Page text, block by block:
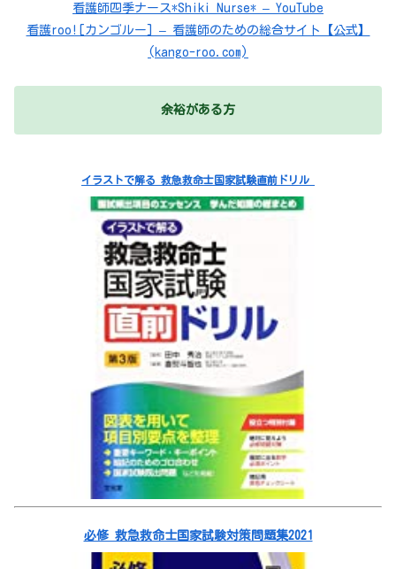
看護師四季ナース*Shiki Nurse* – YouTube
看護roo![カンゴルー] – 看護師のための総合サイト【公式】
(kango-roo.com)
余裕がある方
イラストで解る 救急救命士国家試験直前ドリル
必修 救急救命士国家試験対策問題集2021